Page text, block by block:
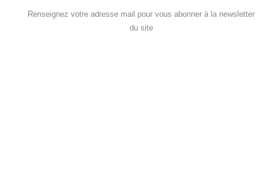
Renseignez votre adresse mail pour vous abonner à la newsletter
du site